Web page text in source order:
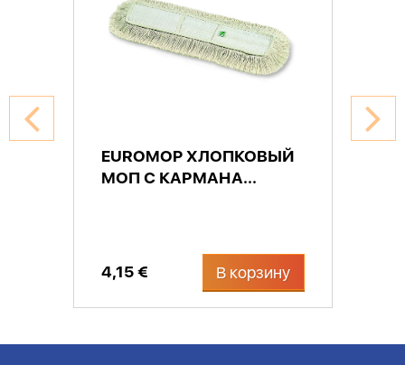
EUROMOP ХЛОПКОВЫЙ
МОП С КАРМАНА...
4,15 € В корзину